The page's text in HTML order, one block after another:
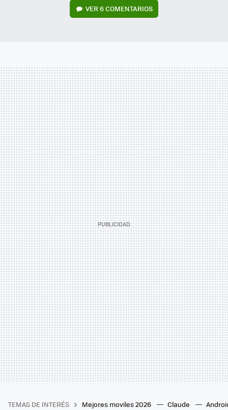
VER6 COMENTARIOS
TEMAS DE INTERÉS Mejores moviles 2026 Claude